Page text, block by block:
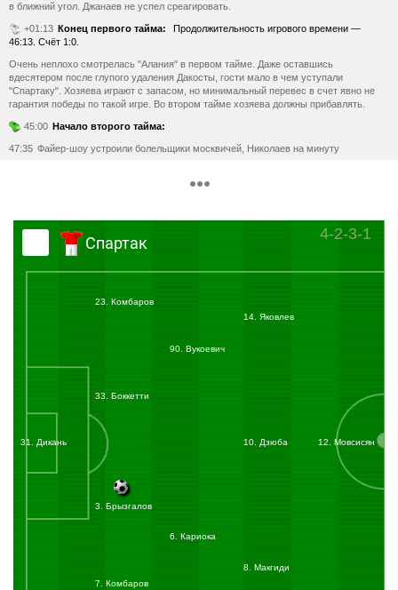
в ближний угол. Джанаев не успел среагировать.
+01:13 Конец первого тайма:
Продолжительность игрового времени —
46:13. Счёт 1:0.
Очень неплохо смотрелась "Алания" в первом тайме. Даже оставшись
вдесятером после глупого удаления Дакосты, гости мало в чем уступали
"Спартаку". Хозяева играют с запасом, но минимальный перевес в счет явно не
гарантия победы по такой игре. Во втором тайме хозяева должны прибавлять.
45:00 Начало второго тайма:
47:35 Файер-шоу устроили болельщики москвичей, Николаев на минуту
(Спартак) бьёт правой ногой из штрафной и
Комбаров находит на линии штрафной одинокого Жано, миниатюрный хавбек
гостям уверенно положил мяч в дальний угол.
+03:04 Конец второго тайма:
Счёт 2:0.
"Спартак" в непростом поединке побеждает "Аланию" со счетом 2:0. Красно-белые
Спартак 4-2-3-1
31. Дикань
33. Боккетти
3. Брызгалов
90. Вукоевич
23. Комбаров
8. Макгиди
7. Комбаров
6. Кариока
14. Яковлев
12. Мовсисян
10. Дзюба